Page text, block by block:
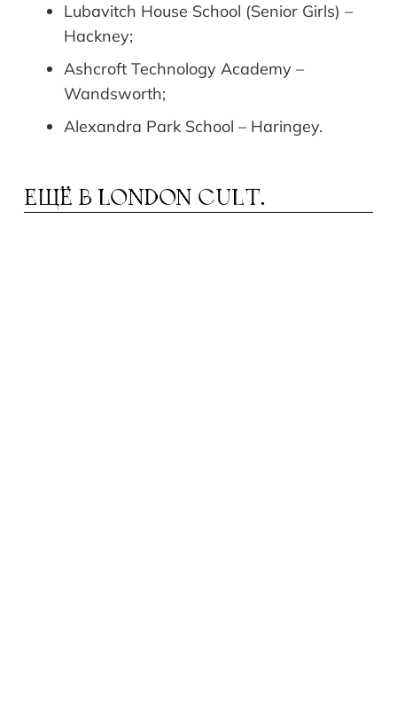
Lubavitch House School (Senior Girls) –
Hackney;
Ashcroft Technology Academy –
Wandsworth;
Alexandra Park School – Haringey.
ЕЩЁ В LONDON CULT.